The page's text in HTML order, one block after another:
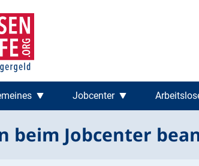
Jobcenter
beim Jobcenter